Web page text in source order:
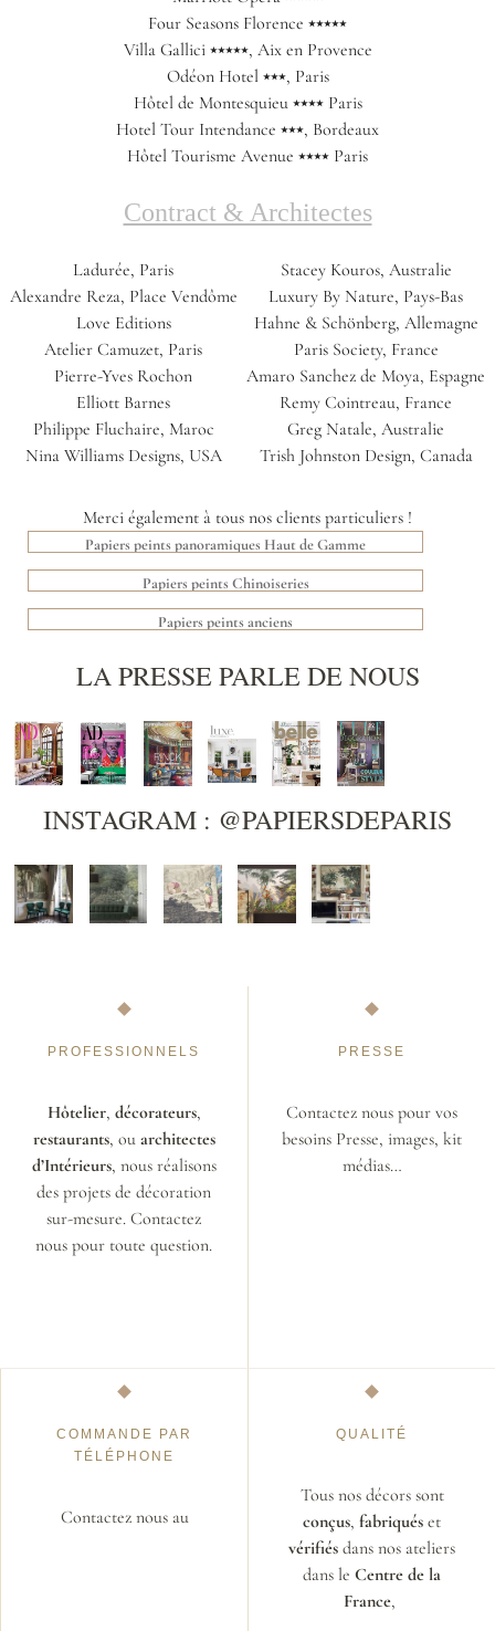
Four Seasons Florence ⭑⭑⭑⭑⭑
Villa Gallici ⭑⭑⭑⭑⭑, Aix en Provence
Odéon Hotel ⭑⭑⭑, Paris
Hôtel de Montesquieu ⭑⭑⭑⭑ Paris
Hotel Tour Intendance ⭑⭑⭑, Bordeaux
Hôtel Tourisme Avenue ⭑⭑⭑⭑ Paris
Contract & Architectes
Ladurée, Paris
Alexandre Reza, Place Vendôme
Love Editions
Atelier Camuzet, Paris
Pierre-Yves Rochon
Elliott Barnes
Philippe Fluchaire, Maroc
Nina Williams Designs, USA
Stacey Kouros, Australie
Luxury By Nature, Pays-Bas
Hahne & Schönberg, Allemagne
Paris Society, France
Amaro Sanchez de Moya, Espagne
Remy Cointreau, France
Greg Natale, Australie
Trish Johnston Design, Canada
Merci également à tous nos clients particuliers !
Papiers peints panoramiques Haut de Gamme
Papiers peints Chinoiseries
Papiers peints anciens
LA PRESSE PARLE DE NOUS
INSTAGRAM : @PAPIERSDEPARIS
PROFESSIONNELS
Hôtelier, décorateurs,
restaurants, ou architectes
d’Intérieurs, nous réalisons
des projets de décoration
sur-mesure. Contactez
nous pour toute question.
PRESSE
Contactez nous pour vos
besoins Presse, images, kit
médias…
COMMANDE PAR
TÉLÉPHONE
Contactez nous au
QUALITÉ
Tous nos décors sont
conçus, fabriqués et
vérifiés dans nos ateliers
dans le Centre de la
France,